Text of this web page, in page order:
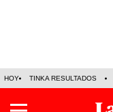
HOY TINKA RESULTADOS